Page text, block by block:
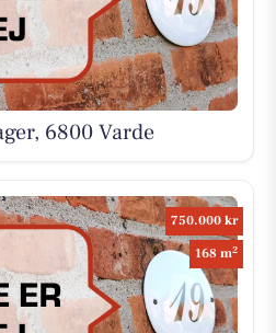
6800 Varde
750.000 kr
168 m2